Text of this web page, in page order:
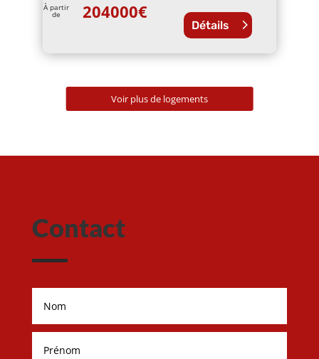
À partir
de 204000€
Détails
Voir plus de logements
Contact